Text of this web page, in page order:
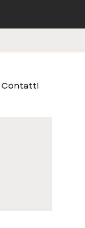
Contatti